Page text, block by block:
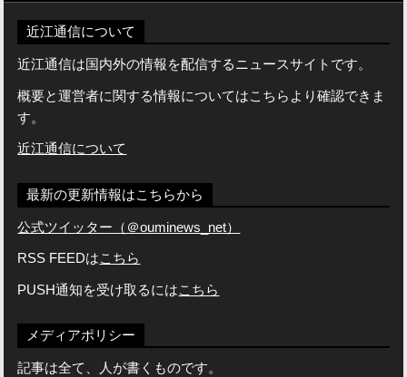
近江通信について
近江通信は国内外の情報を配信するニュースサイトです。
概要と運営者に関する情報についてはこちらより確認できま
す。
近江通信について
最新の更新情報はこちらから
公式ツイッター（＠ouminews_net）
RSS FEEDはこちら
PUSH通知を受け取るにはこちら
メディアポリシー
記事は全て、人が書くものです。